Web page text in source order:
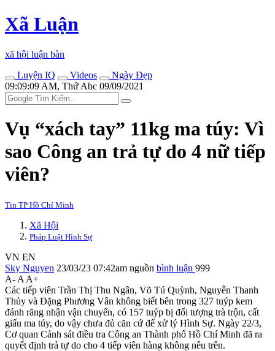
Xã Luận
xã hội luận bàn
Luyện IQ
Videos
Ngày Đẹp
09:09:09 AM, Thứ Abc 09/09/2021
Vụ “xách tay” 11kg m‌a tú‌y: Vì
sao Công an trả tự do 4 nữ tiế‌p
viê‌n?
Tin TP Hồ Chí Minh
Xã Hội
Pháp Luật Hình Sự
VN EN
Sky Nguyen 23/03/23 07:42am nguồn bình luận 999
A- A A+
Các tiế‌p viê‌n Trần Thị Thu Ngân, Võ Tú Quỳnh, Nguyễn Thanh
Thủy và Đặng Phương Vân không biết bên trong 327 tuýp kem
đánh răng nhận vận chuyển, có 157 tuýp bị đối tượng trà trộn, cất
giấu m‌a tú‌y, do vậy chưa đủ căn cứ để xử lý Hình Sự. Ngày 22/3,
Cơ quan Cảnh sát điều tra Công an Thành phố Hồ Chí Minh đã ra
quyết định trả tự do cho 4 tiế‌p viê‌n hàng không nêu trên.